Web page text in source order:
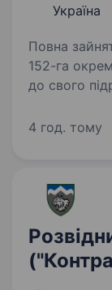
Україна
Повна
152-га
до свого
та
4 год. тому